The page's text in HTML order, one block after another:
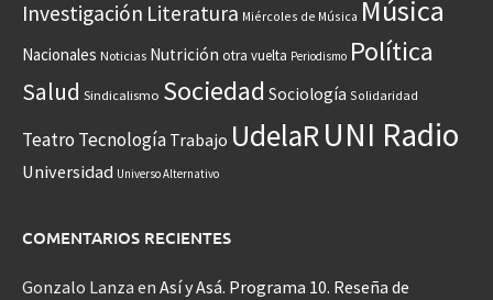
Investigación Literatura Miércoles de Música Música
Nacionales Noticias Nutrición otra vuelta Periodismo Política
Salud Sindicalismo Sociedad Sociología Solidaridad
Teatro Tecnología Trabajo UdelaRUNI Radio
Universidad Universo Alternativo
COMENTARIOS RECIENTES
Gonzalo Lanza en Así y Asá. Programa 10. Reseña de